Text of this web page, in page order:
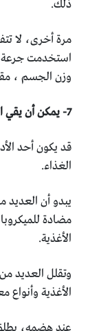
‏ذلك.‏
مرة أخرى، لا
‏وزن الجسم ،
قد يكون أحد
الغذاء.‏
يبدو أن العديد
‏مضادة
‏الأغذية.‏
وتقلل العديد
‏الأغذية وأنواع
عند هضمه،